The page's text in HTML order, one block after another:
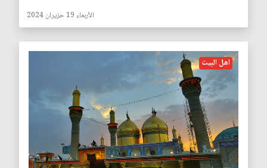
الأربعاء 19 حزيران 2024
اهل البيت